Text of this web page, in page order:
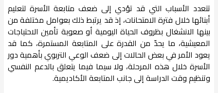
تتعدد الأسباب التي قد تؤدي إلى ضعف متابعة الأسرة لتعليم
أبنائها خلال فترة الامتحانات، إذ قد يرتبط ذلك بعوامل مختلفة من
بينها الانشغال بظروف الحياة اليومية أو صعوبة تأمين الاحتياجات
المعيشية، ما يحدّ من القدرة على المتابعة المستمرة، كما قد
يعود الأمر في بعض الحالات إلى ضعف الوعي التربوي بأهمية دور
الأسرة خلال هذه المرحلة، ولا سيما فيما يتعلق بالدعم النفسي
وتنظيم وقت الدراسة إلى جانب المتابعة الأكاديمية.